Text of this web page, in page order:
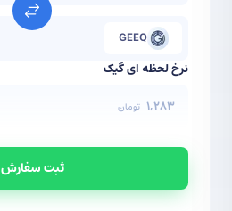
GEEQ
نرخ لحظه ایگیک
1,283 تومان
ثبت سفارش